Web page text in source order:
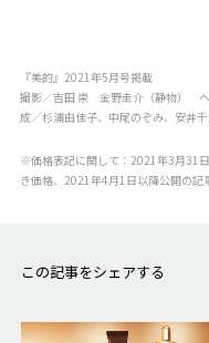
『美的』2021年5月号掲載
撮影／吉田 崇 金野圭介（静物）
成／杉浦由佳子、中尾のぞみ、安井
※価格表記に関して：2021年3月31
き価格、2021年4月1日以降公開の記
この記事をシェアする